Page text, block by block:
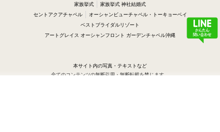
家族挙式
家族挙式 神社結婚式
セントアクアチャペル
オーシャンビューチャペル・トーキョーベイ
ベストブライダルリゾート
アートグレイス オーシャンフロント ガーデンチャペル沖縄
本サイト内の写真・テキストなど
全てのコンテンツの無断引用・無断転載を禁じます。